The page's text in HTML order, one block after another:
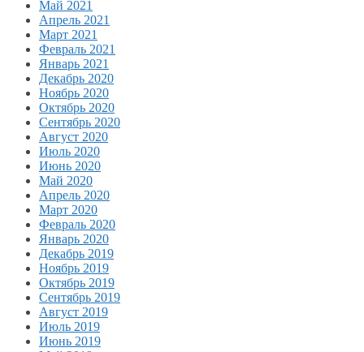
Май 2021
Апрель 2021
Март 2021
Февраль 2021
Январь 2021
Декабрь 2020
Ноябрь 2020
Октябрь 2020
Сентябрь 2020
Август 2020
Июль 2020
Июнь 2020
Май 2020
Апрель 2020
Март 2020
Февраль 2020
Январь 2020
Декабрь 2019
Ноябрь 2019
Октябрь 2019
Сентябрь 2019
Август 2019
Июль 2019
Июнь 2019